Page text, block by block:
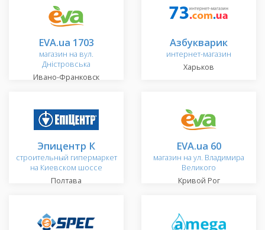
EVA.ua 1703
магазин на вул.
Дністровська
Ивано-Франковск
Азбукварик
интернет-магазин
Харьков
Эпицентр К
строительный гипермаркет
на Киевском шоссе
Полтава
EVA.ua 60
магазин на ул. Владимира
Великого
Кривой Рог